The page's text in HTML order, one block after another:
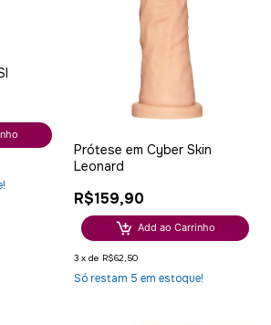
Prótese em Cyber Skin
Leonard
R$159,90
Add ao Carrinho
3 x de R$62,50
Só restam 5 em estoque!